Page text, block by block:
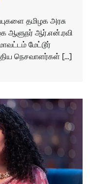
தமிழக அரசு
ஆளுநர் ஆர்.என்.ரவி
மேட்டூர்
நெசவாளர்கள் […]